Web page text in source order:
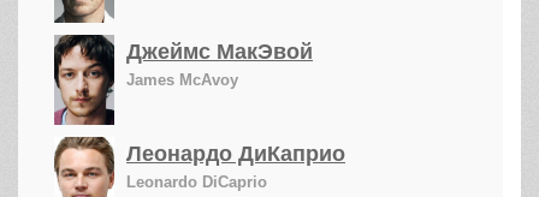
Джеймс МакЭвой
James McAvoy
Леонардо ДиКаприо
Leonardo DiCaprio